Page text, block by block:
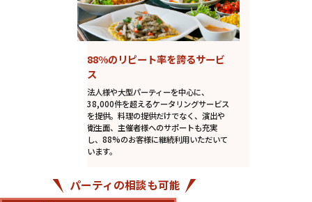
88%のリピート率を誇るサービ
ス
法人様や大型パーティーを中心に、
38,000件を超えるケータリングサービス
を提供。料理の提供だけでなく、演出や
衛生面、主催者様へのサポートも充実
し、88%のお客様に継続利用いただいて
います。
パーティの相談も可能